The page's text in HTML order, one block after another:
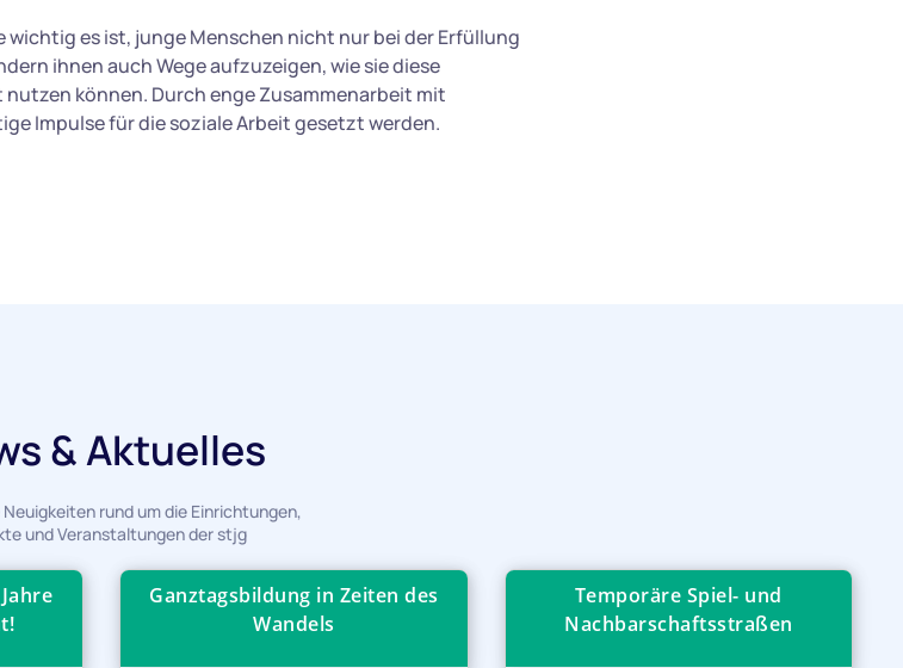
wichtig es ist, junge Menschen nicht nur bei der Erfüllung
ihnen auch Wege aufzuzeigen, wie sie diese
können. Durch enge Zusammenarbeit mit
Impulse für die soziale Arbeit gesetzt werden.
& Aktuelles
rund um die Einrichtungen,
und Veranstaltungen der stjg
Ganztagsbildung in Zeiten des
Wandels
Temporäre Spiel- und
Nachbarschaftsstraßen